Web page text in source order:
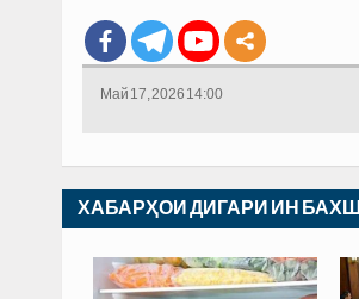
Май 17, 2026 14:00
ХАБАРҲОИ ДИГАРИ ИН БАХШ